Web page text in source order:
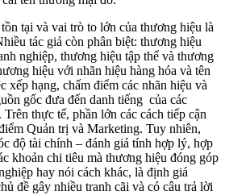
tại và vai trò to lớn của thương hiệu là
tác giả còn phân biệt: thương hiệu
nghiệp, thương hiệu tập thể và thương
hiệu với nhãn hiệu hàng hóa và tên
xếp hạng, chấm điểm các nhãn hiệu và
gốc đưa đến danh tiếng của các
thực tế, phần lớn các cách tiếp cận
Quản trị và Marketing. Tuy nhiên,
độ tài chính – đánh giá tính hợp lý, hợp
khoản chi tiêu mà thương hiệu đóng góp
hay nói cách khác, là định giá
đề gây nhiều tranh cãi và có câu trả lời